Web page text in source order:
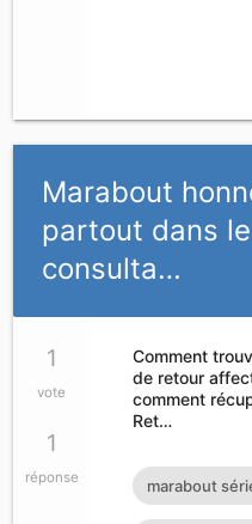
Marabout
partout dans le
consulta…
1
vote
1
réponse
Comment
de retour
comment
Ret…
marabout